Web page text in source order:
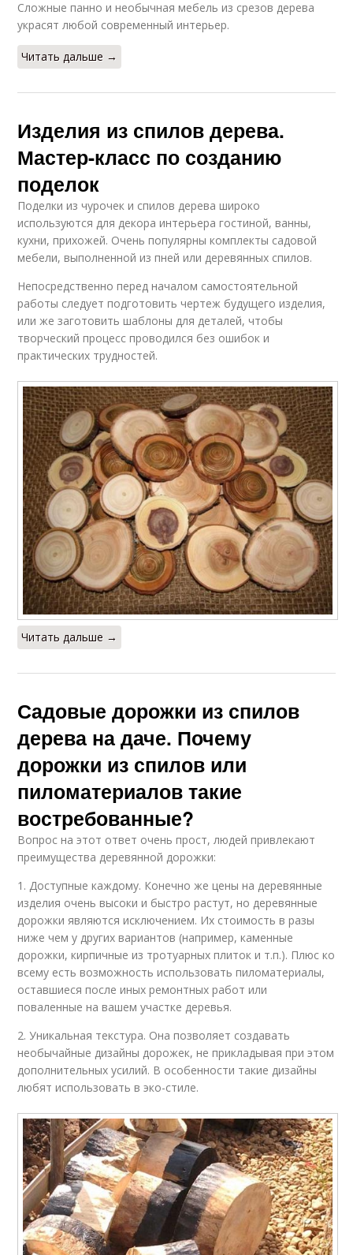
Сложные панно и необычная мебель из срезов дерева
украсят любой современный интерьер.
Читать дальше →
Изделия из спилов дерева.
Мастер-класс по созданию
поделок
Поделки из чурочек и спилов дерева широко
используются для декора интерьера гостиной, ванны,
кухни, прихожей. Очень популярны комплекты садовой
мебели, выполненной из пней или деревянных спилов.
Непосредственно перед началом самостоятельной
работы следует подготовить чертеж будущего изделия,
или же заготовить шаблоны для деталей, чтобы
творческий процесс проводился без ошибок и
практических трудностей.
Читать дальше →
Садовые дорожки из спилов
дерева на даче. Почему
дорожки из спилов или
пиломатериалов такие
востребованные?
Вопрос на этот ответ очень прост, людей привлекают
преимущества деревянной дорожки:
1. Доступные каждому. Конечно же цены на деревянные
изделия очень высоки и быстро растут, но деревянные
дорожки являются исключением. Их стоимость в разы
ниже чем у других вариантов (например, каменные
дорожки, кирпичные из тротуарных плиток и т.п.). Плюс ко
всему есть возможность использовать пиломатериалы,
оставшиеся после иных ремонтных работ или
поваленные на вашем участке деревья.
2. Уникальная текстура. Она позволяет создавать
необычайные дизайны дорожек, не прикладывая при этом
дополнительных усилий. В особенности такие дизайны
любят использовать в эко-стиле.